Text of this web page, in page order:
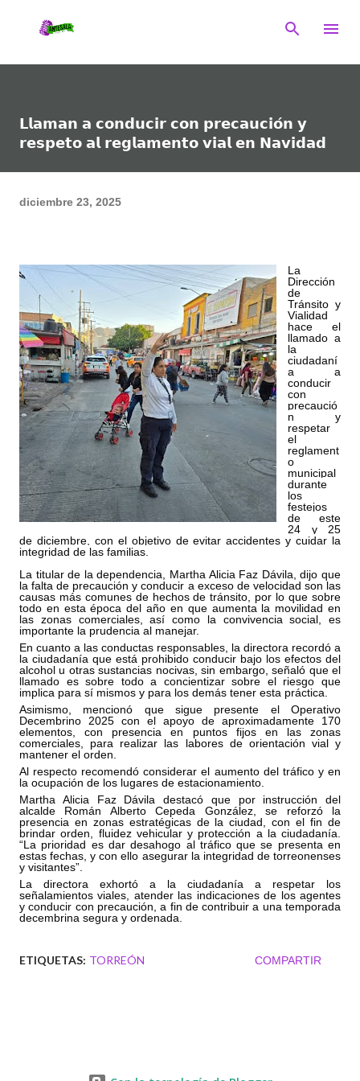
𝗟𝗹𝗮𝗺𝗮𝗻 𝗮 𝗰𝗼𝗻𝗱𝘂𝗰𝗶𝗿 𝗰𝗼𝗻 𝗽𝗿𝗲𝗰𝗮𝘂𝗰𝗶𝗼́𝗻 𝘆
𝗿𝗲𝘀𝗽𝗲𝘁𝗼 𝗮𝗹 𝗿𝗲𝗴𝗹𝗮𝗺𝗲𝗻𝘁𝗼 𝘃𝗶𝗮𝗹 𝗲𝗻 𝗡𝗮𝘃𝗶𝗱𝗮𝗱
diciembre 23, 2025
La
Dirección
de
Tránsito y
Vialidad
hace el
llamado a
la
ciudadaní
a a
conducir
con
precaució
n y
respetar
el
reglament
o
municipal
durante
los
festejos
de este
24 y 25
de diciembre, con el objetivo de evitar accidentes y cuidar la
integridad de las familias.
La titular de la dependencia, Martha Alicia Faz Dávila, dijo que
la falta de precaución y conducir a exceso de velocidad son las
causas más comunes de hechos de tránsito, por lo que sobre
todo en esta época del año en que aumenta la movilidad en
las zonas comerciales, así como la convivencia social, es
importante la prudencia al manejar.
En cuanto a las conductas responsables, la directora recordó a
la ciudadanía que está prohibido conducir bajo los efectos del
alcohol u otras sustancias nocivas, sin embargo, señaló que el
llamado es sobre todo a concientizar sobre el riesgo que
implica para sí mismos y para los demás tener esta práctica.
Asimismo, mencionó que sigue presente el Operativo
Decembrino 2025 con el apoyo de aproximadamente 170
elementos, con presencia en puntos fijos en las zonas
comerciales, para realizar las labores de orientación vial y
mantener el orden.
Al respecto recomendó considerar el aumento del tráfico y en
la ocupación de los lugares de estacionamiento.
Martha Alicia Faz Dávila destacó que por instrucción del
alcalde Román Alberto Cepeda González, se reforzó la
presencia en zonas estratégicas de la ciudad, con el fin de
brindar orden, fluidez vehicular y protección a la ciudadanía.
“La prioridad es dar desahogo al tráfico que se presenta en
estas fechas, y con ello asegurar la integridad de torreonenses
y visitantes”.
La directora exhortó a la ciudadanía a respetar los
señalamientos viales, atender las indicaciones de los agentes
y conducir con precaución, a fin de contribuir a una temporada
decembrina segura y ordenada.
ETIQUETAS: TORREÓN COMPARTIR